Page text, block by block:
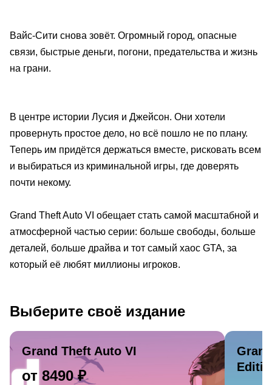
Вайс-Сити снова зовёт. Огромный город, опасные
связи, быстрые деньги, погони, предательства и жизнь
на грани.
В центре истории Лусия и Джейсон. Они хотели
провернуть простое дело, но всё пошло не по плану.
Теперь им придётся держаться вместе, рисковать всем
и выбираться из криминальной игры, где доверять
почти некому.
Grand Theft Auto VI обещает стать самой масштабной и
атмосферной частью серии: больше свободы, больше
деталей, больше драйва и тот самый хаос GTA, за
который её любят миллионы игроков.
Выберите своё издание
Grand Theft Auto VI
от 8490 ₽